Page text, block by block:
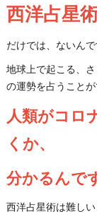
西洋占星
だけでは、ないんで
地球上で起こる、
の運勢を占うことが
人類がコロ
くか、
分かるんで
西洋占星術は難し